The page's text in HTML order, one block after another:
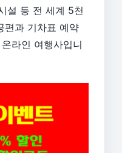
설 등 전 세계 5천
편과 기차표 예약
라인 여행사입니